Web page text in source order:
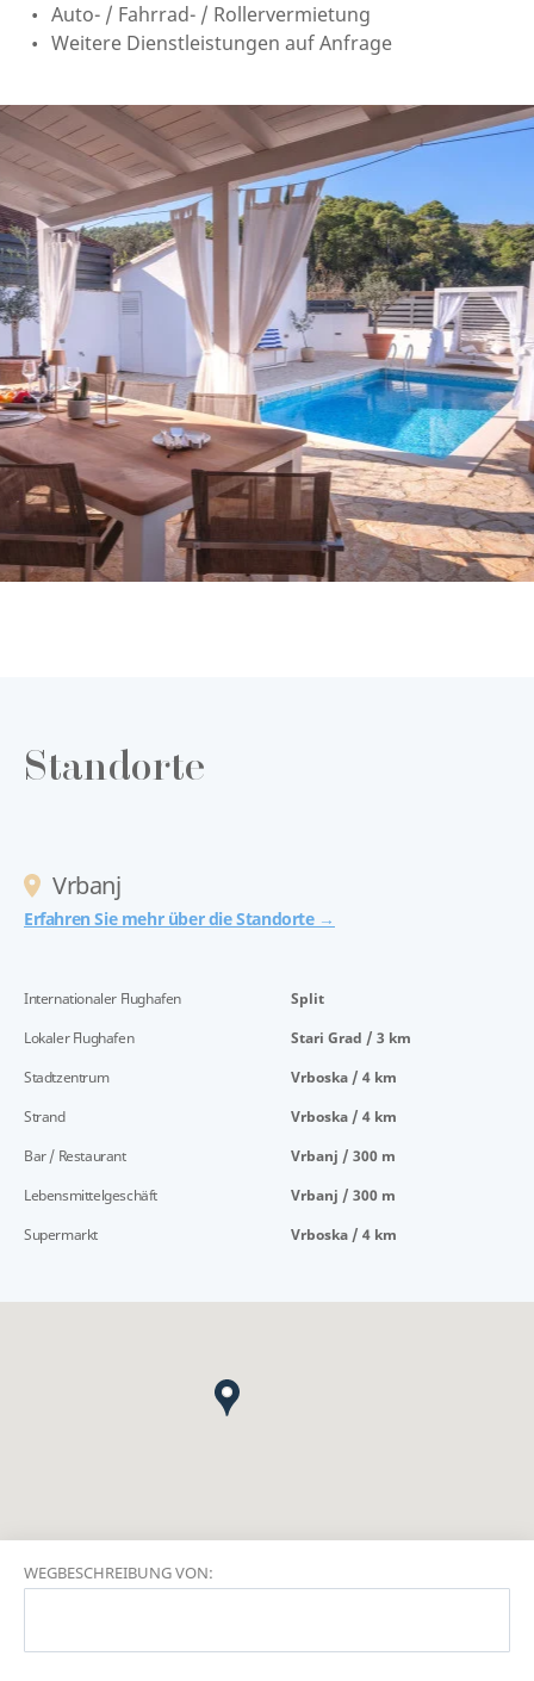
Auto- / Fahrrad- / Rollervermietung
Weitere Dienstleistungen auf Anfrage
Standorte
Vrbanj
Erfahren Sie mehr über die Standorte →
Internationaler Flughafen
Lokaler Flughafen
Stadtzentrum
Strand
Bar / Restaurant
Lebensmittelgeschäft
Supermarkt
Split
Stari Grad / 3 km
Vrboska / 4 km
Vrboska / 4 km
Vrbanj / 300 m
Vrbanj / 300 m
Vrboska / 4 km
WEGBESCHREIBUNG VON: